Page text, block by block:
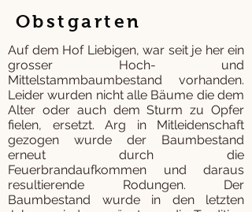
Obstgarten
Auf dem Hof Liebigen, war seit je her ein
grosser Hoch- und
Mittelstammbaumbestand vorhanden.
Leider wurden nicht alle Bäume die dem
Alter oder auch dem Sturm zu Opfer
fielen, ersetzt. Arg in Mitleidenschaft
gezogen wurde der Baumbestand
erneut durch die
Feuerbrandaufkommen und daraus
resultierende Rodungen. Der
Baumbestand wurde in den letzten